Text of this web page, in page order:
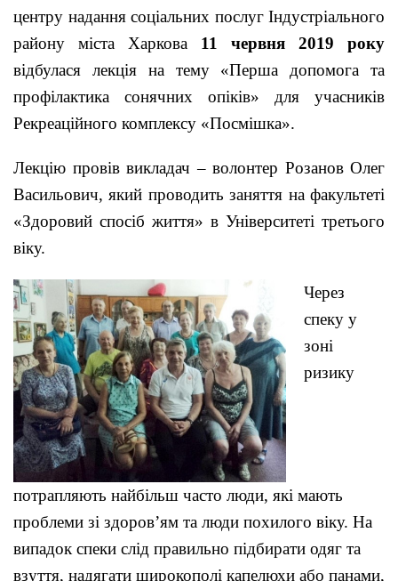
центру надання соціальних послуг Індустріального
району міста Харкова 11 червня 2019
року
відбулася лекція на тему «Перша допомога та
профілактика сонячних опіків» для учасників
Рекреаційного комплексу «Посмішка».
Лекцію провів викладач – волонтер Розанов Олег
Васильович, який проводить заняття на факультеті
«Здоровий спосіб життя» в Університеті третього
віку.
Через
спеку у
зоні
ризику
потрапляють найбільш часто люди, які мають
проблеми зі здоров’ям та люди похилого віку. На
випадок спеки слід правильно підбирати одяг та
взуття, надягати широкополі капелюхи або панами,